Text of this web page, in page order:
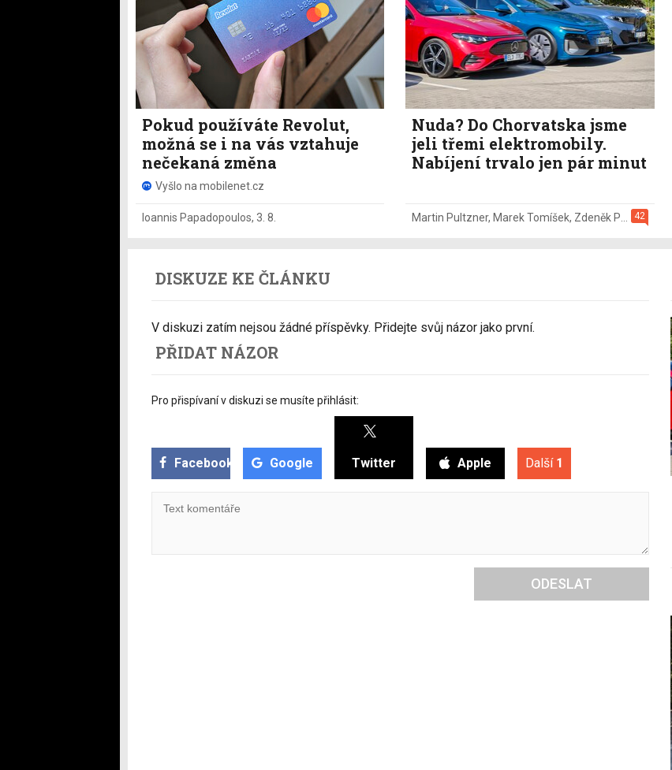
Pokud používáte Revolut,
možná se i na vás vztahuje
nečekaná změna
Vyšlo na mobilenet.cz
Ioannis Papadopoulos, 3. 8.
Nuda? Do Chorvatska jsme
jeli třemi elektromobily.
Nabíjení trvalo jen pár minut
42
Martin Pultzner, Marek Tomíšek, Zdeněk Pečený
DISKUZE KE ČLÁNKU
V diskuzi zatím nejsou žádné příspěvky. Přidejte svůj názor jako první.
PŘIDAT NÁZOR
Pro přispívaní v diskuzi se musíte přihlásit:
Facebook Google Twitter Apple Další 1
ODESLAT